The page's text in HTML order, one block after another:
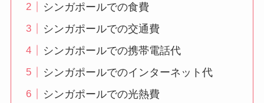
シンガポールでの食費
シンガポールでの交通費
シンガポールでの携帯電話代
シンガポールでのインターネット代
シンガポールでの光熱費